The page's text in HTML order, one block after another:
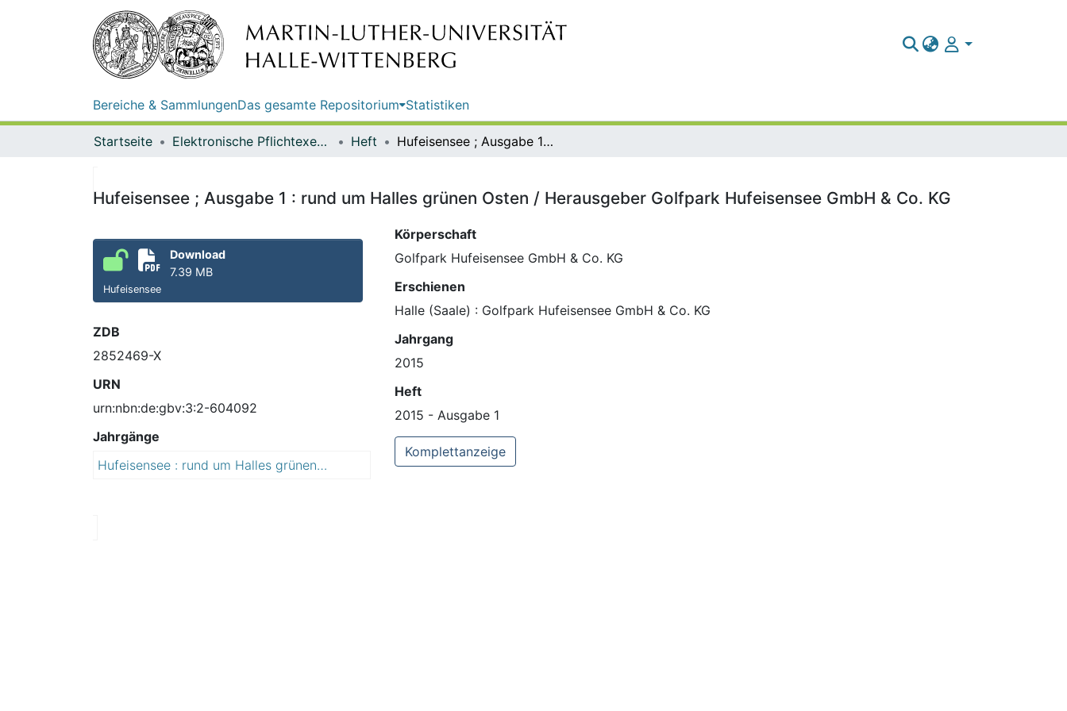
Bereiche & SammlungenDas gesamte Repositorium Statistiken
Startseite Elektronische Pflichtexemplare Heft Hufeisensee ; Ausgabe 1 : rund um Halles grünen Osten / Herausgeber Golfpark Hufeisensee GmbH & Co. KG
Hufeisensee ; Ausgabe 1 : rund um Halles grünen Osten / Herausgeber Golfpark Hufeisensee GmbH & Co. KG
Download
7.39 MB
Hufeisensee
ZDB
2852469-X
URN
urn:nbn:de:gbv:3:2-604092
Jahrgänge
Hufeisensee : rund um Halles grünen Osten
Körperschaft
Golfpark Hufeisensee GmbH & Co. KG
Erschienen
Halle (Saale) : Golfpark Hufeisensee GmbH & Co. KG
Jahrgang
2015
Heft
2015 - Ausgabe 1
Komplettanzeige